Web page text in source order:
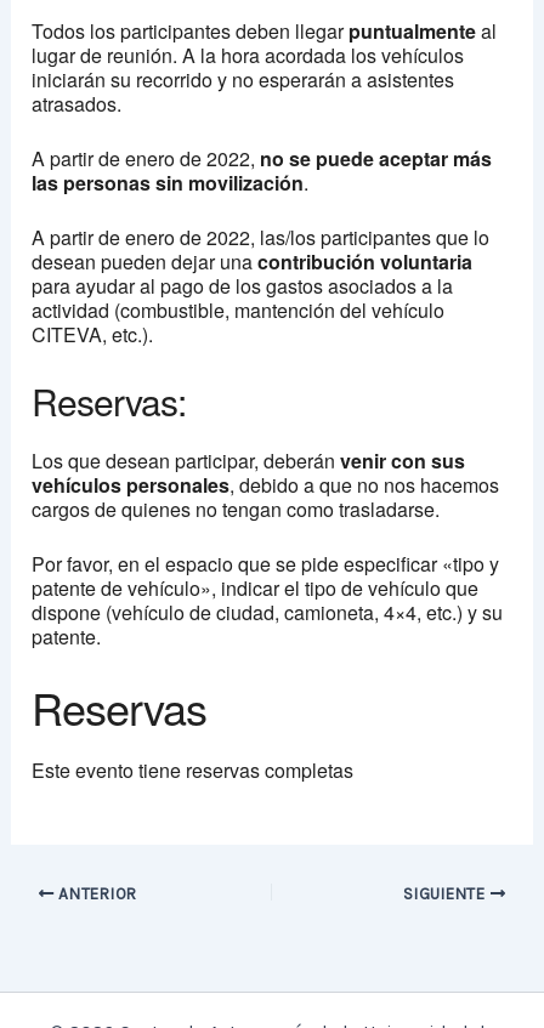
Todos los participantes deben llegarpuntualmenteal
lugar de reunión. A la hora acordada los vehículos
iniciarán su recorrido y no esperarán a asistentes
atrasados.
A partir de enero de 2022, no se puede aceptar más
las personas sin movilización.
A partir de enero de 2022, las/los participantes que lo
desean pueden dejar unacontribución voluntaria
para ayudar al pago de los gastos asociados a la
actividad (combustible, mantención del vehículo
CITEVA, etc.).
Reservas:
Los que desean participar, deberánvenir con sus
vehículos personales, debido a que no nos hacemos
cargos de quienes no tengan como trasladarse.
Por favor, en el espacio que se pide especificar «tipo y
patente de vehículo», indicar el tipo de vehículo que
dispone (vehículo de ciudad, camioneta, 4×4, etc.) y su
patente.
Reservas
Este evento tiene reservas completas
ANTERIOR SIGUIENTE